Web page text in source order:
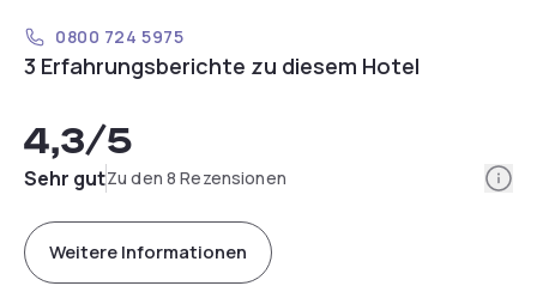
0800 724 5975
3 Erfahrungsberichte zu diesem Hotel
4,3/5
Sehr gutZu den 8 Rezensionen
Weitere Informationen